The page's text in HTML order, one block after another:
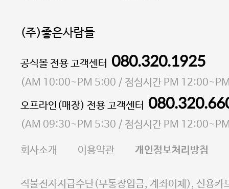
(주)좋은사람들
대표 이성현,박영환| 개인정보관리책임자 김상현
소재지 서울특별시 마포구 마포대로4다길 41 마포
통신판매업 신고번호 2023-서울마포-3931호
사업자등록번호 105-81-58242
E-MAIL goodpeople@gpin.co.kr
사업자정보확인
이니시스 에스크로 서비
공식몰 전용 고객센터 080.320.1925
(AM 10:00~PM 5:00 / 점심시간 PM
오프라인(매장) 전용 고객센터
(AM 09:30~PM 5:30 / 점심시간 PM
회사소개 이용약관 개인정보처리방침
직불전자지급수단(무통장입금, 계좌이체), 신용카